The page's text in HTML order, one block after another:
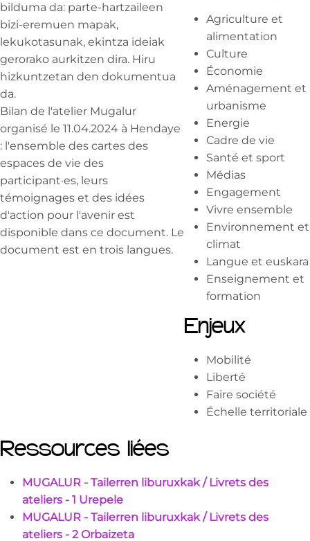
bilduma da: parte-hartzaileen
bizi-eremuen mapak,
lekukotasunak, ekintza ideiak
gerorako aurkitzen dira. Hiru
hizkuntzetan den dokumentua
da.
Bilan de l'atelier Mugalur
organisé le 11.04.2024 à Hendaye
: l'ensemble des cartes des
espaces de vie des
participant·es, leurs
témoignages et des idées
d'action pour l'avenir est
disponible dans ce document. Le
document est en trois langues.
Agriculture et
alimentation
Culture
Économie
Aménagement et
urbanisme
Energie
Cadre de vie
Santé et sport
Médias
Engagement
Vivre ensemble
Environnement et
climat
Langue et euskara
Enseignement et
formation
Enjeux
Mobilité
Liberté
Faire société
Échelle territoriale
Ressources liées
MUGALUR - Tailerren liburuxkak / Livrets des
ateliers - 1 Urepele
MUGALUR - Tailerren liburuxkak / Livrets des
ateliers - 2 Orbaizeta